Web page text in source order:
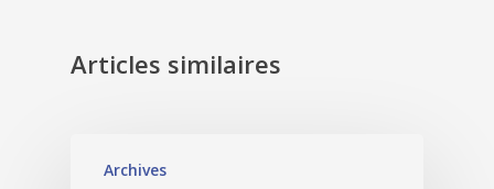
Articles similaires
Archives